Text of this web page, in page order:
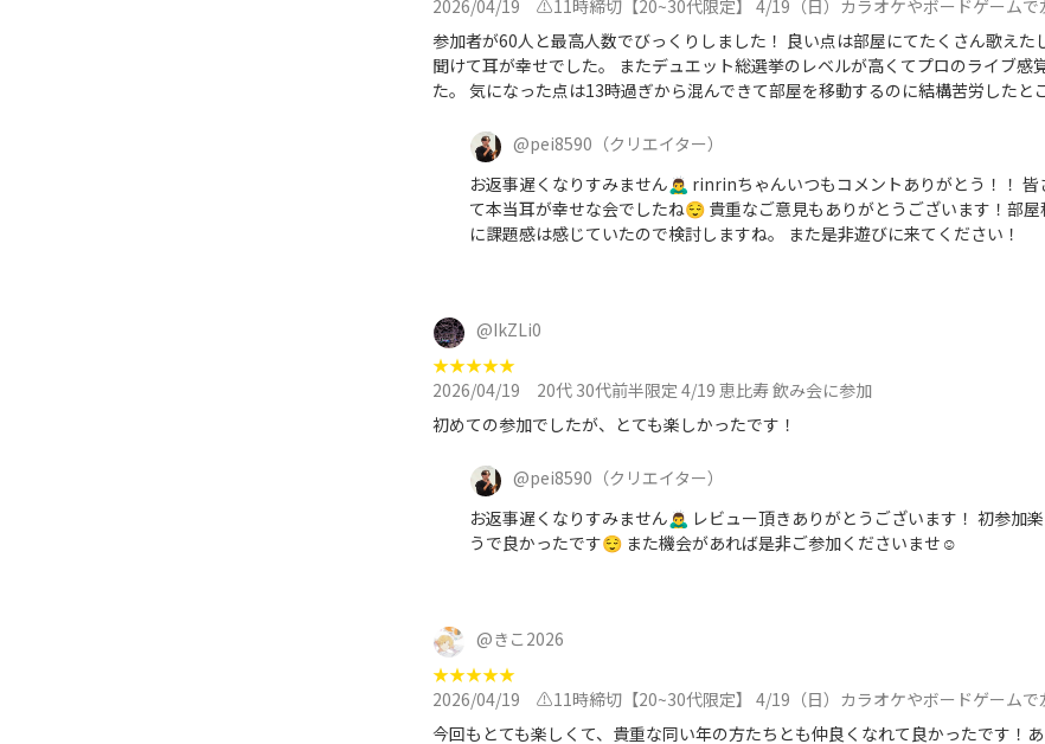
2026/04/19
⚠️11時締切【20~30代限定】 4/19（日）カラオケやボードゲームで友達を作
参加者が60人と最高人数でびっくりしました！ 良い点は部屋にてたくさん歌えた
聞けて耳が幸せでした。 またデュエット総選挙のレベルが高くてプロのライブ感
た。 気になった点は13時過ぎから混んできて部屋を移動するのに結構苦労したと
@pei8590 （クリエイター）
お返事遅くなりすみません🙇‍♂️ rinrinちゃんいつもコメントありがとう！！ 皆
て本当耳が幸せな会でしたね😌 貴重なご意見もありがとうございます！部
に課題感は感じていたので検討しますね。 また是非遊びに来てください！
@IkZLi0
★★★★★
2026/04/19
20代 30代前半限定 4/19 恵比寿 飲み会に参加
初めての参加でしたが、とても楽しかったです！
@pei8590 （クリエイター）
お返事遅くなりすみません🙇‍♂️ レビュー頂きありがとうございます！ 初参加
うで良かったです😌 また機会があれば是非ご参加くださいませ☺️
@きこ2026
★★★★★
2026/04/19
⚠️11時締切【20~30代限定】 4/19（日）カラオケやボードゲームで友達を作
今回もとても楽しくて、貴重な同い年の方たちとも仲良くなれて良かったです！